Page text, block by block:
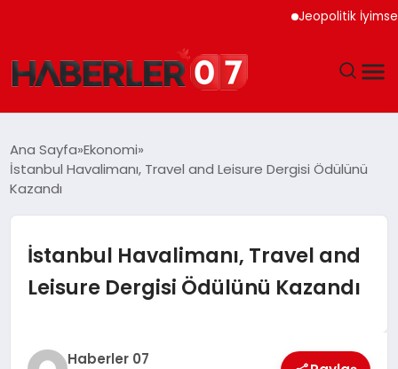
Jeopolitik İyimserlik
EKONOMI
EĞITIM
Ana Sayfa Ekonomi
İstanbul Havalimanı, Travel and Leisure Dergisi Ödülünü
Kazandı
İstanbul Havalimanı, Travel and
Leisure Dergisi Ödülünü Kazandı
Haberler 07